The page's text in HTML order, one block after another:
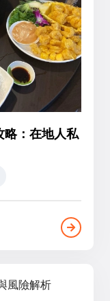
略：在地人私